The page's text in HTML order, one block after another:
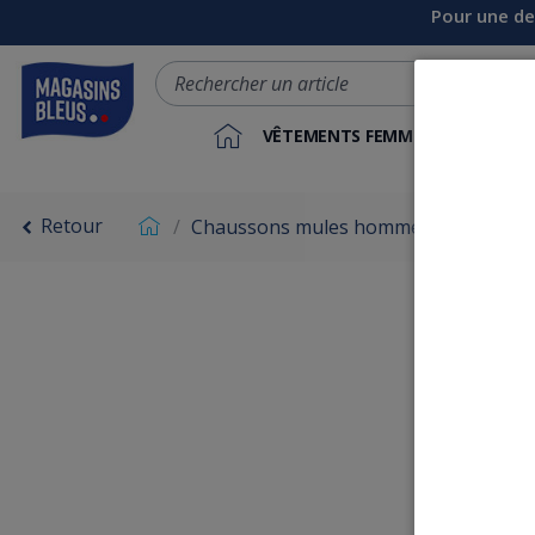
Pour une
VÊTEMENTS FEMME
Retour Chaussons mules homme